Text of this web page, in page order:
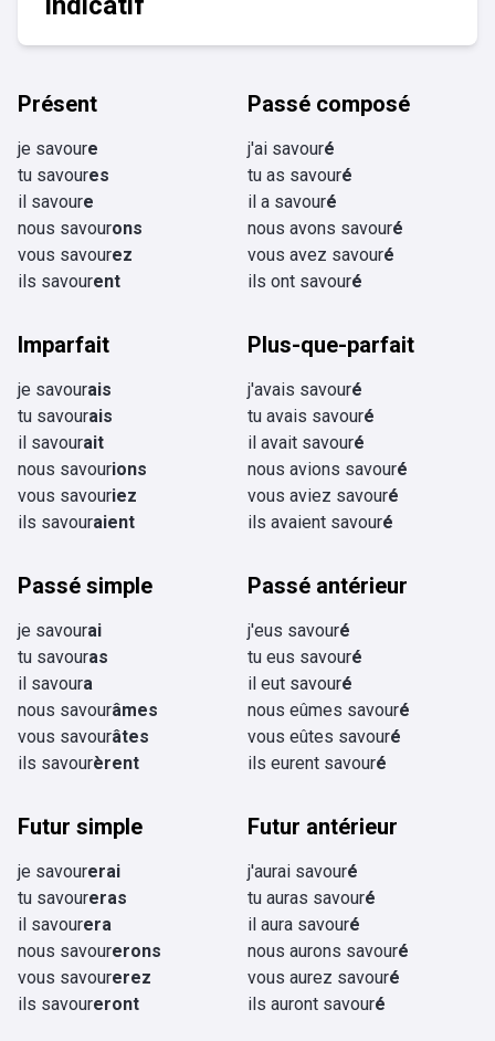
Présent
je savoure
tu savoures
il savoure
nous savourons
vous savourez
ils savourent
Passé composé
j'ai savouré
tu as savouré
il a savouré
nous avons savouré
vous avez savouré
ils ont savouré
Imparfait
je savourais
tu savourais
il savourait
nous savourions
vous savouriez
ils savouraient
Plus-que-parfait
j'avais savouré
tu avais savouré
il avait savouré
nous avions savouré
vous aviez savouré
ils avaient savouré
Passé simple
je savourai
tu savouras
il savoura
nous savourâmes
vous savourâtes
ils savourèrent
Passé antérieur
j'eus savouré
tu eus savouré
il eut savouré
nous eûmes savouré
vous eûtes savouré
ils eurent savouré
Futur simple
je savourerai
tu savoureras
il savourera
nous savourerons
vous savourerez
ils savoureront
Futur antérieur
j'aurai savouré
tu auras savouré
il aura savouré
nous aurons savouré
vous aurez savouré
ils auront savouré